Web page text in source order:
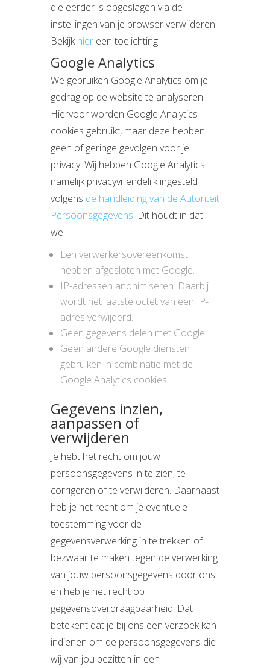
die eerder is opgeslagen via de
instellingen van je browser verwijderen.
Bekijkhier een toelichting.
Google Analytics
We gebruiken Google Analytics om je
gedrag op de website te analyseren.
Hiervoor worden Google Analytics
cookies gebruikt, maar deze hebben
geen of geringe gevolgen voor je
privacy. Wij hebben Google Analytics
namelijk privacyvriendelijk ingesteld
volgens de handleiding van de Autoriteit
Persoonsgegevens. Dit houdt in dat
we:
Een verwerkersovereenkomst
hebben afgesloten met Google.
IP-adressen anonimiseren. Daarbij
wordt het laatste octet van een IP-
adres verwijderd.
Geen gegevens delen met Google.
Geen andere Google diensten
gebruiken in combinatie met de
Google Analytics cookies.
Gegevens inzien,
aanpassen of
verwijderen
Je hebt het recht om jouw
persoonsgegevens in te zien, te
corrigeren of te verwijderen. Daarnaast
heb je het recht om je eventuele
toestemming voor de
gegevensverwerking in te trekken of
bezwaar te maken tegen de verwerking
van jouw persoonsgegevens door ons
en heb je het recht op
gegevensoverdraagbaarheid. Dat
betekent dat je bij ons een verzoek kan
indienen om de persoonsgegevens die
wij van jou bezitten in een